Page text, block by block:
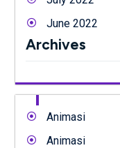
June 2022
Archives
Animasi
Animasi